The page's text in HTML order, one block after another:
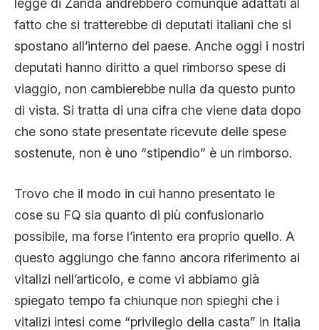
legge di Zanda andrebbero comunque adattati al
fatto che si tratterebbe di deputati italiani che si
spostano all’interno del paese. Anche oggi i nostri
deputati hanno diritto a quel rimborso spese di
viaggio, non cambierebbe nulla da questo punto
di vista. Si tratta di una cifra che viene data dopo
che sono state presentate ricevute delle spese
sostenute, non è uno “stipendio” è un rimborso.
Trovo che il modo in cui hanno presentato le
cose su FQ sia quanto di più confusionario
possibile, ma forse l’intento era proprio quello. A
questo aggiungo che fanno ancora riferimento ai
vitalizi nell’articolo, e come vi abbiamo già
spiegato tempo fa chiunque non spieghi che i
vitalizi intesi come “privilegio della casta” in Italia